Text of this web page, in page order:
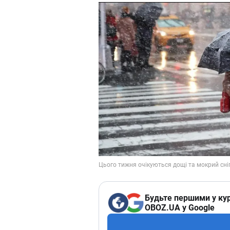
Будьте першими у
OBOZ.UA у Google